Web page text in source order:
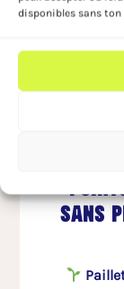
disponibles sans ton
met de
sans